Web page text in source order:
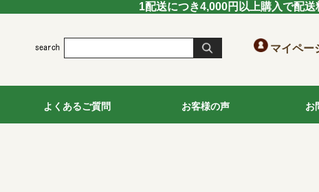
1配送につき4,000円以上購入で配送
マイペー
よくあるご質問 お客様の声 お